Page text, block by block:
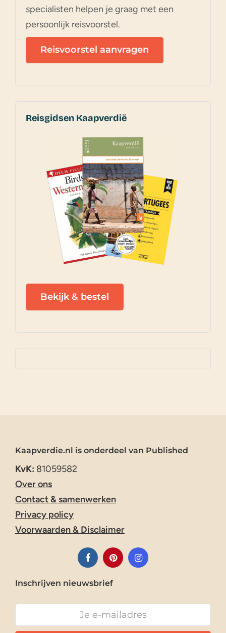
specialisten helpen je graag met een
persoonlijk reisvoorstel.
Reisvoorstel aanvragen
Reisgidsen Kaapverdië
Bekijk & bestel
Kaapverdie.nl is onderdeel van Published
KvK: 81059582
Over ons
Contact & samenwerken
Privacy policy
Voorwaarden & Disclaimer
Inschrijven nieuwsbrief